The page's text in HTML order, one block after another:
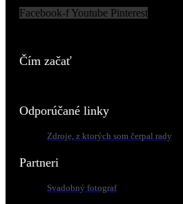
Facebook-f Youtube Pinterest
Čím začať
Odporúčané linky
Zdroje, z ktorých som čerpal rady
Partneri
Svadobný fotograf